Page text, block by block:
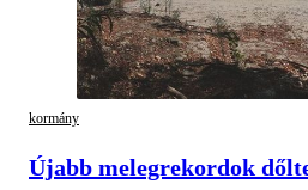
kormány
Újabb melegrekordok